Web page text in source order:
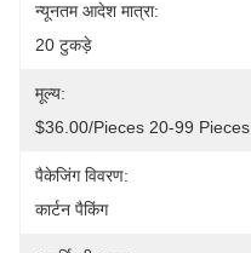
न्यूनतम आदेश मात्रा:
20 टुकड़े
मूल्य:
$36.00/pieces 20-99 Pieces
पैकेजिंग विवरण:
कार्टन पैकिंग